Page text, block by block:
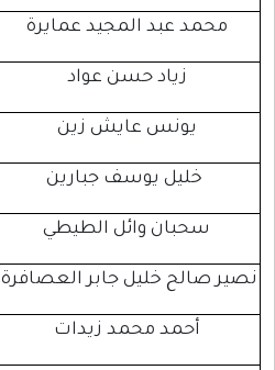
محمد عبد المجيد عمايرة
زياد حسن عواد
يونس عايش زين
نصير صالح خليل جابر العصافرة
أحمد محمد زيدات